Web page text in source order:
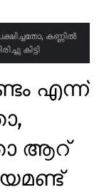
കണ്ണിൽ
കിട്ടി
എന്ന്
ആറ്